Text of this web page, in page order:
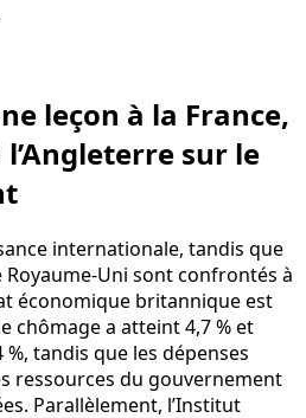
leçon à la France,
l’Angleterre sur le
internationale, tandis que
Royaume-Uni sont confrontés à
économique britannique est
chômage a atteint 4,7 % et
tandis que les dépenses
ressources du gouvernement
Parallèlement, l’Institut